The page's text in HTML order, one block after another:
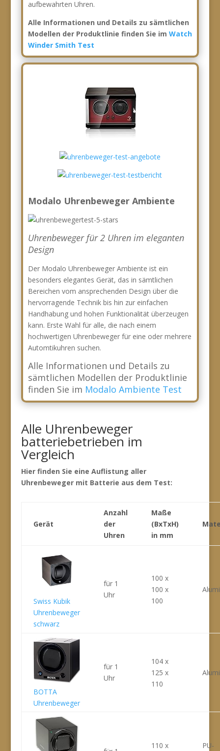
aufbewahrten Uhren.
Alle Informationen und Details zu sämtlichen
Modellen der Produktlinie finden Sie im Watch
Winder Smith Test
Modalo Uhrenbeweger Ambiente
Uhrenbeweger für 2 Uhren im eleganten
Design
Der Modalo Uhrenbeweger Ambiente ist ein
besonders elegantes Gerät, das in sämtlichen
Bereichen vom ansprechenden Design über die
hervorragende Technik bis hin zur einfachen
Handhabung und hohen Funktionalität überzeugen
kann. Erste Wahl für alle, die nach einem
hochwertigen Uhrenbeweger für eine oder mehrere
Automtikuhren suchen.
Alle Informationen und Details zu
sämtlichen Modellen der Produktlinie
finden Sie im Modalo Ambiente Test
Alle Uhrenbeweger
batteriebetrieben im
Vergleich
Hier finden Sie eine Auflistung aller
Uhrenbeweger mit Batterie aus dem Test:
Gerät
Anzahl
der
Uhren
Maße
(BxTxH)
in mm
Swiss Kubik
Uhrenbeweger
schwarz
für 1
Uhr
100 x
100 x
100
BOTTA
Uhrenbeweger
für 1
Uhr
104 x
125 x
110
110 x
PU-